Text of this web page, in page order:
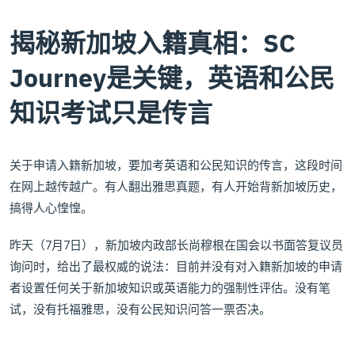
揭秘新加坡入籍真相：SC
Journey是关键，英语和公民
知识考试只是传言
关于申请入籍新加坡，要加考英语和公民知识的传言，这段时间
在网上越传越广。有人翻出雅思真题，有人开始背新加坡历史，
搞得人心惶惶。
昨天（7月7日），新加坡内政部长尚穆根在国会以书面答复议员
询问时，给出了最权威的说法：目前并没有对入籍新加坡的申请
者设置任何关于新加坡知识或英语能力的强制性评估。没有笔
试，没有托福雅思，没有公民知识问答一票否决。